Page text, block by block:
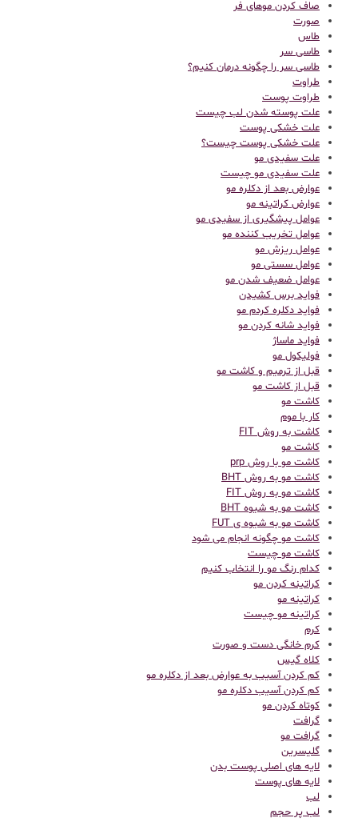
صاف کردن موهای فر
صورت
طاس
طاسی سر
طاسی سر را چگونه درمان کنیم؟
طراوت
طراوت پوست
علت پوسته شدن لب چیست
علت خشکی پوست
علت خشکی پوست چیست؟
علت سفیدی مو
علت سفیدی مو چیست
عوارض بعد از دکلره مو
عوارض کراتینه مو
عوامل پیشگیری از سفیدی مو
عوامل تخریب کننده مو
عوامل ریزش مو
عوامل سستی مو
عوامل ضعیف شدن مو
فواید برس کشیدن
فواید دکلره کردم مو
فواید شانه کردن مو
فواید ماساژ
فولیکول مو
قبل از ترمیم و کاشت مو
قبل از کاشت مو
كاشت مو
کار با موم
کاشت به روش FIT
کاشت مو
کاشت مو با روش prp
کاشت مو به روش BHT
کاشت مو به روش FIT
کاشت مو به شیوه BHT
کاشت مو به شیوه ی FUT
کاشت مو چگونه انجام می شود
کاشت مو چیست
کدام رنگ مو را انتخاب کنیم
کراتینه کردن مو
کراتینه مو
کراتینه مو چیست
کرم
کرم خانگی دست و صورت
کلاه گیس
کم کردن آسیب به عوارض بعد از دکلره مو
کم کردن آسیب دکلره مو
کوتاه کردن مو
گرافت
گرافت مو
گلیسرین
لایه های اصلی پوست بدن
لایه های پوست
لب
لب پر حجم